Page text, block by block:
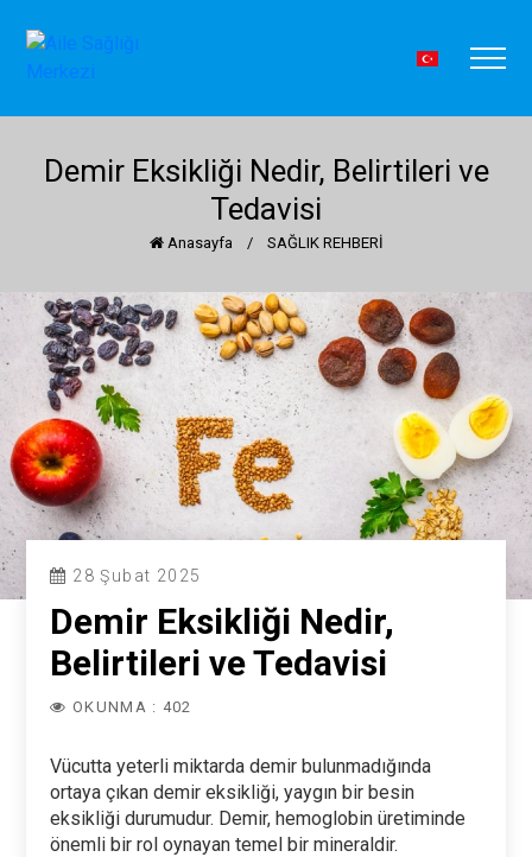
Demir Eksikliği Nedir, Belirtileri ve
Tedavisi
Anasayfa / SAĞLIK REHBERİ
28 Şubat 2025
Demir Eksikliği Nedir,
Belirtileri ve Tedavisi
OKUNMA : 402
Vücutta yeterli miktarda demir bulunmadığında
ortaya çıkan demir eksikliği, yaygın bir besin
eksikliği durumudur. Demir, hemoglobin üretiminde
önemli bir rol oynayan temel bir mineraldir.